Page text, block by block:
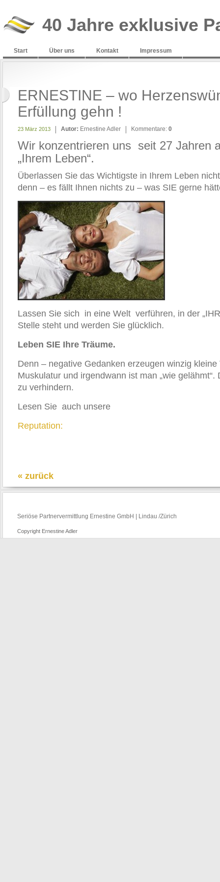
40 Jahre exklusive
Start Über uns Kontakt Impressum
ERNESTINE – wo
Erfüllung gehn !
23 März 2013 Autor: Ernestine Adler Kommentare: 0
Wir konzentrieren uns seit 27 Jahren
„Ihrem Leben“.
Überlassen Sie das Wichtigste in Ihrem Leben
denn – es fällt Ihnen nichts zu – was SIE gerne
Lassen Sie sich in eine Welt verführen, in der
Stelle steht und werden Sie glücklich.
Leben SIE Ihre Träume.
Denn – negative Gedanken erzeugen winzig
Muskulatur und irgendwann ist man „wie gelähmt“.
zu verhindern.
Lesen Sie auch unsere
Reputation:
« zurück
Seriöse Partnervermittlung Ernestine GmbH | Lindau /Zürich
Copyright Ernestine Adler